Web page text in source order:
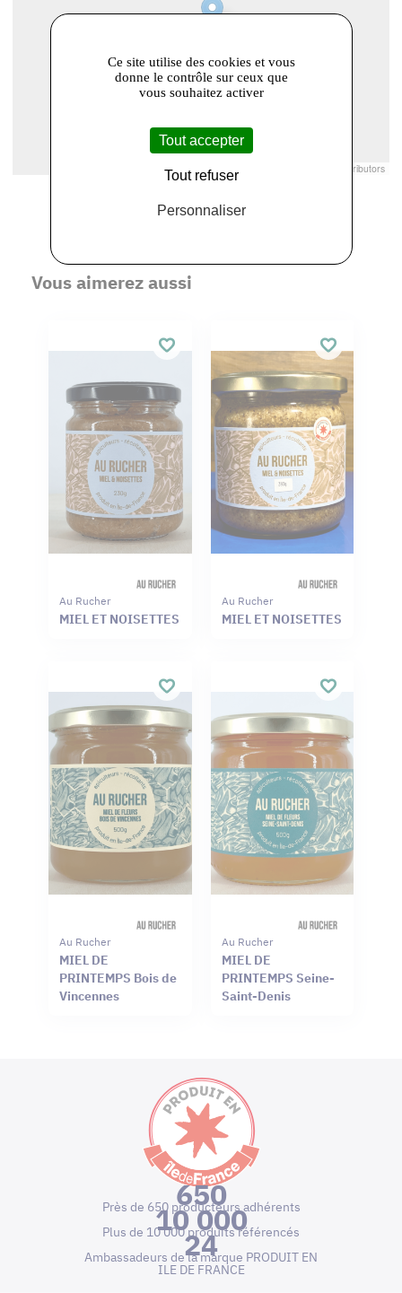
© Openstreetmap France | © contributors
Vous aimerez aussi
Au Rucher
MIEL ET NOISETTES
Au Rucher
MIEL ET NOISETTES
Au Rucher
MIEL DE
PRINTEMPS Bois de
Vincennes
Au Rucher
MIEL DE
PRINTEMPS Seine-
Saint-Denis
650
Près de 650 producteurs adhérents
10 000
Plus de 10 000 produits référencés
24
Ambassadeurs de la marque PRODUIT EN
ILE DE FRANCE
Ce site utilise des cookies et vous
donne le contrôle sur ceux que
vous souhaitez activer
Tout accepter
Tout refuser
Personnaliser